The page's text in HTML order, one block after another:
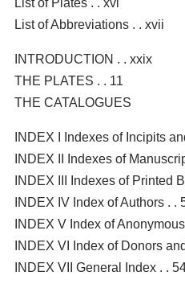
List of Plates . . xvi
List of Abbreviations . . xvii
INTRODUCTION . . xxix
THE PLATES . . 11
THE CATALOGUES
INDEX I Indexes of Incipits
INDEX II Indexes of
INDEX III Indexes of Printed
INDEX IV Index of Authors . .
INDEX V Index of
INDEX VI Index of Donors
INDEX VII General Index . .